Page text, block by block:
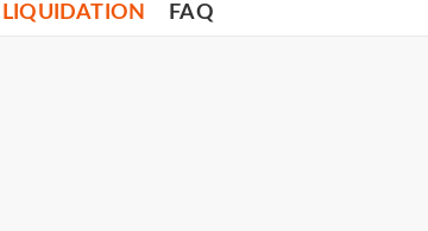
LIQUIDATION FAQ